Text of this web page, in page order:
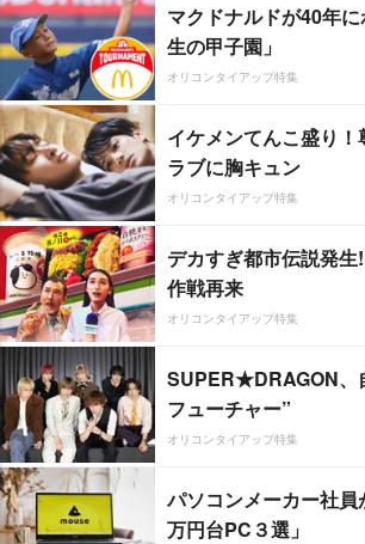
マクドナルドが40年
生の甲子園」
オリコンタイアップ特集
イケメンてんこ盛り
ラブに胸キュン
オリコンタイアップ特集
デカすぎ都市伝説発
作戦再来
オリコンタイアップ特集
SUPER★DRAGON、
フューチャー”
オリコンタイアップ特集
パソコンメーカー社
万円台PC３選」